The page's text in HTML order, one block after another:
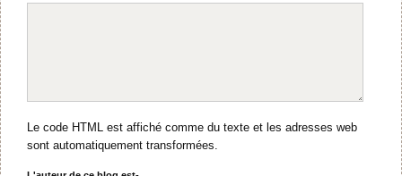
Le code HTML est affiché comme du texte et les adresses web
sont automatiquement transformées.